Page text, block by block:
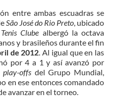
entre ambas escuadras se
São José do Rio Preto, ubicado
Clube albergó la octava
y brasileños durante el fin
de 2012. Al igual que en las
por 4 a 1 y así avanzó por
play-offsdel Grupo Mundial,
en ese entonces comandado
avanzar en el torneo.